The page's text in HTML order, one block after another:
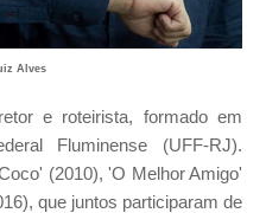
Alves
e roteirista, formado em
Fluminense (UFF-RJ).
(2010), 'O Melhor Amigo'
que juntos participaram de